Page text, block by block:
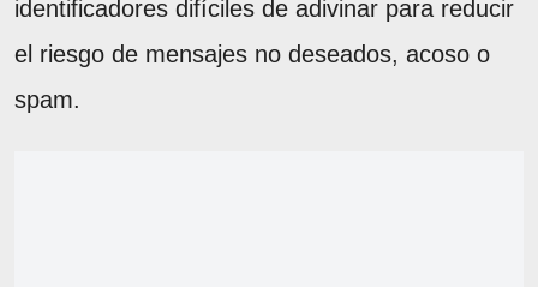
identificadores difíciles de adivinar para reducir
el riesgo de mensajes no deseados, acoso o
spam.